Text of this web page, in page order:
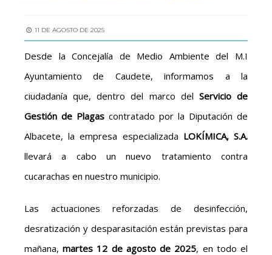
11 DE AGOSTO DE 2025
Desde la Concejalía de Medio Ambiente del M.I
Ayuntamiento de Caudete, informamos a la
ciudadanía que, dentro del marco del Servicio de
Gestión de Plagas contratado por la Diputación de
Albacete, la empresa especializada LOKÍMICA, S.A.
llevará a cabo un nuevo tratamiento contra
cucarachas en nuestro municipio.
Las actuaciones reforzadas de desinfección,
desratización y desparasitación están previstas para
mañana,martes 12 de agosto de 2025, en todo el